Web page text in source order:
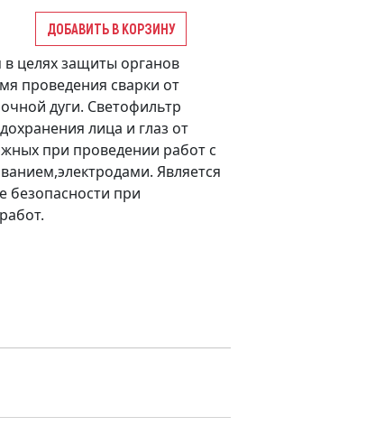
ДОБАВИТЬ В КОРЗИНУ
целях защиты органов
проведения сварки от
дуги. Светофильтр
лица и глаз от
при проведении работ с
Является
безопасности при